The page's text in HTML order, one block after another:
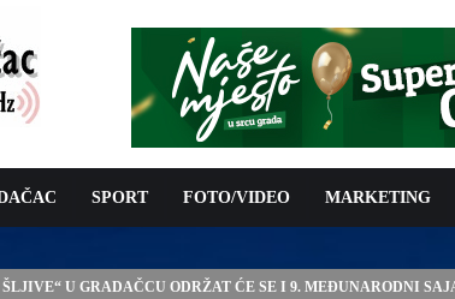
SPORT FOTO/VIDEO MARKETING
ŠLJIVE“ U GRADAČCU ODRŽAT ĆE SE I 9. MEĐUNARODNI